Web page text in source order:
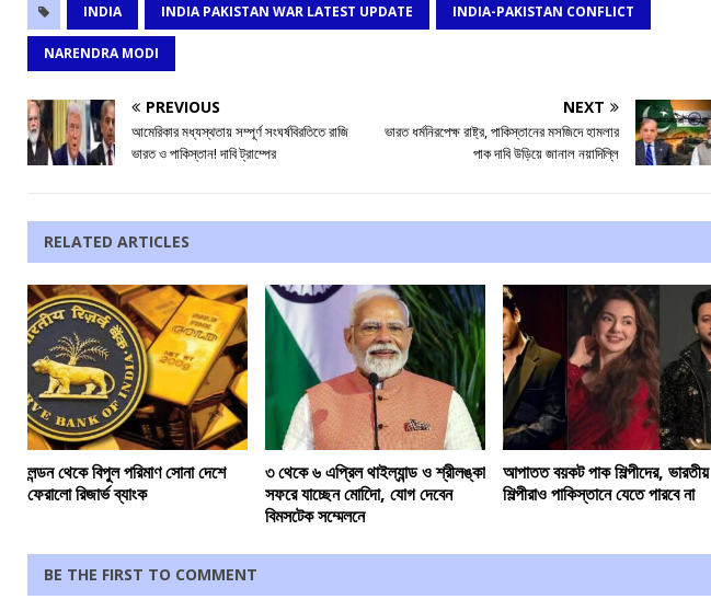
INDIA INDIA PAKISTAN WAR LATEST UPDATE INDIA-PAKISTAN CONFLICT
NARENDRA MODI
PREVIOUS
আমেরিকার মধ্যস্থতায় সম্পূর্ণ সংঘর্ষবিরতিতে রাজি
ভারত ও পাকিস্তান! দাবি ট্রাম্পের
NEXT
ভারত ধর্মনিরপেক্ষ রাষ্ট্র, পাকিস্তানের মসজিদে হামলার
পাক দাবি উড়িয়ে জানাল নয়াদিল্লি
RELATED ARTICLES
লন্ডন থেকে বিপুল পরিমাণ সোনা দেশে
ফেরালো রিজার্ভ ব্যাংক
৩ থেকে ৬ এপ্রিল থাইল্যান্ড ও শ্রীলঙ্কা
সফরে যাচ্ছেন মোদিো, যোগ দেবেন
বিমসটেক সম্মেলনে
আপাতত বয়কট পাক শিল্পীদের, ভারতীয়
শিল্পীরাও পাকিস্তানে যেতে পারবে না
BE THE FIRST TO COMMENT